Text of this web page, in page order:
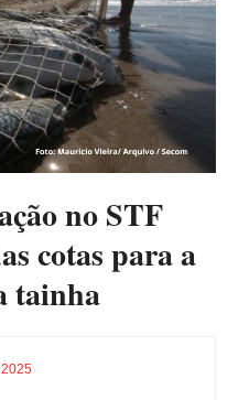
no STF
cotas para a
tainha